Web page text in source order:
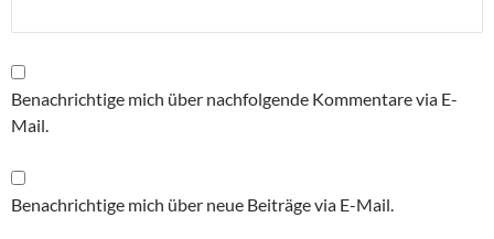
Benachrichtige mich über nachfolgende Kommentare via E-
Mail.
Benachrichtige mich über neue Beiträge via E-Mail.